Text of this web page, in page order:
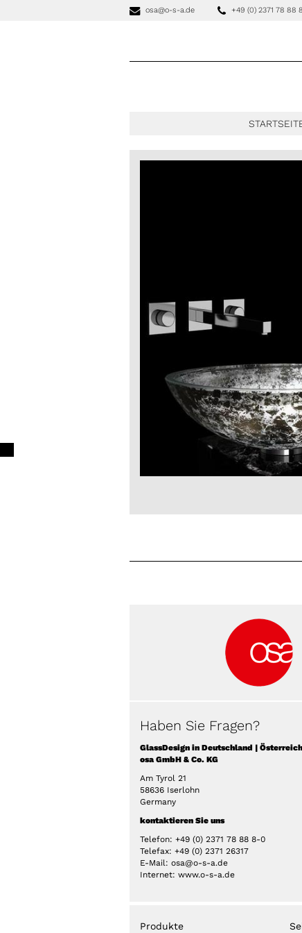
osa@o-s-a.de +49 (0) 2371 78 88
Haben Sie Fragen?
GlassDesign in Deutschland |
osa GmbH & Co. KG
Am Tyrol 21
58636 Iserlohn
Germany
kontaktieren Sie uns
Telefon: +49 (0) 2371 78 88 8-0
Telefax: +49 (0) 2371 26317
E-Mail: osa@o-s-a.de
Internet: www.o-s-a.de
Produkte